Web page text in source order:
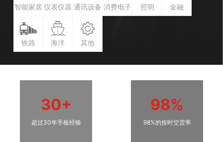
智能家居 仪表仪器 通讯设备 消费电子 照明 金融
铁路 海洋 其他
30+
超过30年手板经验
98%
98%的按时交货率